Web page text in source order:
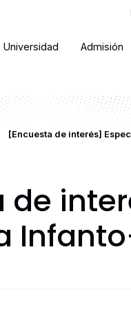
Universidad Admisión
[Encuesta de interés]
de